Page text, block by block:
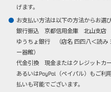
げます。
お支払い方法は以下の方法からお選
銀行振込京都信用金庫 北山支店
ゆうちょ銀行 （店名 四四八＜読
ー器館）
代金引換現金またはクレジットカー
あるいはPayPal（ペイパル）もご利
払いも可能でございます。